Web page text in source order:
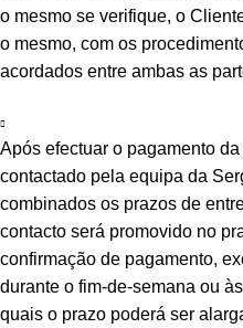
o mesmo se verifique, o
o mesmo, com os
acordados entre ambas as
Após efectuar o pagamento
contactado pela equipa da
combinados os prazos de
contacto será promovido no
confirmação de pagamento,
durante o fim-de-semana ou
quais o prazo poderá ser